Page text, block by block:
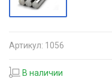
Артикул: 1056
В наличии